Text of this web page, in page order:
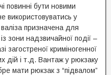
повинні бути новими
використовуватись у
призначена для
зони надзвичайної події –
загостреної криміногенної
дій і т.д. Вантаж у рюкзаку
мати рюкзак з “підвалом”